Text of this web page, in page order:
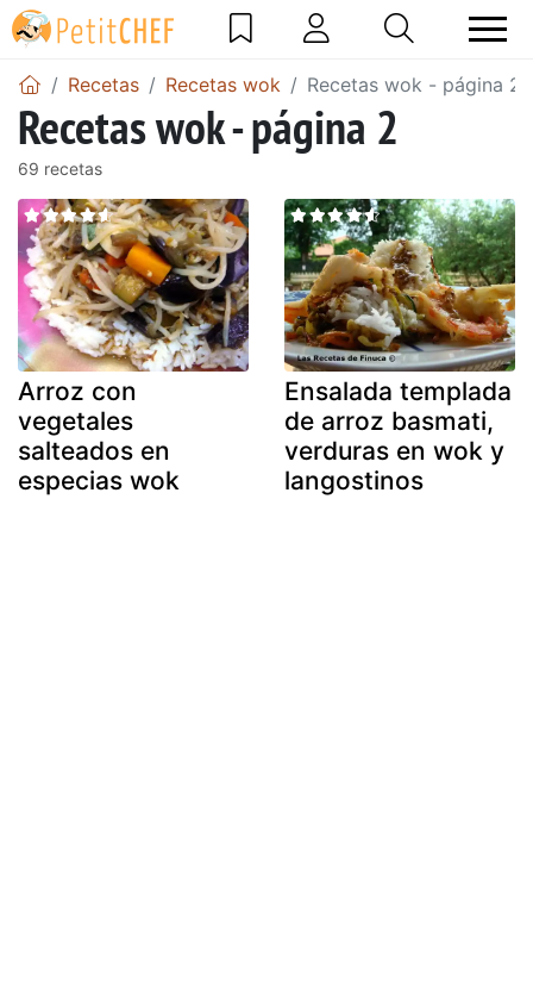
Recetas Recetas wok Recetas wok - página 2
Recetas wok - página 2
69 recetas
Arroz con
vegetales
salteados en
especias wok
Ensalada templada
de arroz basmati,
verduras en wok y
langostinos